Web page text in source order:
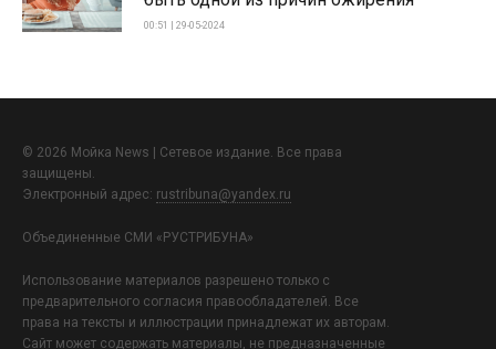
00:51 | 29-05-2024
© 2026 Мойка News | Сетевое издание. Все права
защищены.
Электронный адрес: rustribuna@yandex.ru
Объединенные СМИ «РУСТРИБУНА»
Использование материалов разрешено только с
предварительного согласия правообладателей. Все
права на тексты и иллюстрации принадлежат их авторам.
Сайт может содержать материалы, не предназначенные